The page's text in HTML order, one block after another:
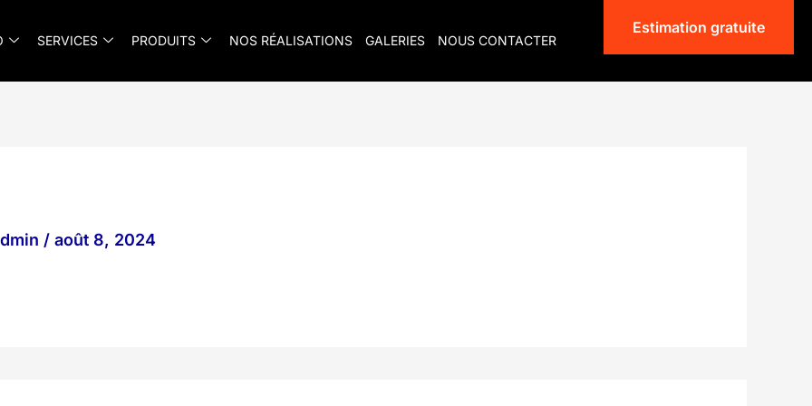
SERVICES PRODUITS NOS RÉALISATIONS GALERIES NOUS CONTACTER
Estimation gratuite
/ août 8, 2024